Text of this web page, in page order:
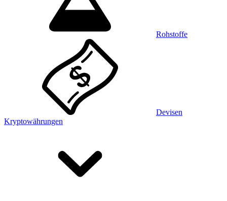
Rohstoffe
Devisen
Kryptowährungen